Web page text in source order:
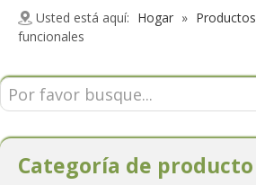
Usted está aquí: Hogar » Productos
funcionales
Categoría de producto